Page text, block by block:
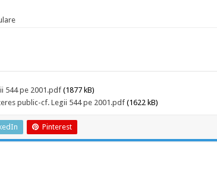
544 pe 2001.pdf (1877 kB)
public-cf. Legii 544 pe 2001.pdf (1622 kB)
Pinterest